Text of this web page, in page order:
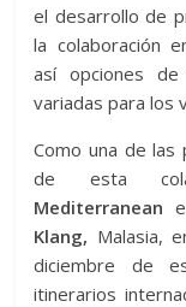
el desarrollo de
la colaboración
así opciones de
variadas para los
Como una de las
de esta
Mediterranean
Klang, Malasia,
diciembre de
itinerarios